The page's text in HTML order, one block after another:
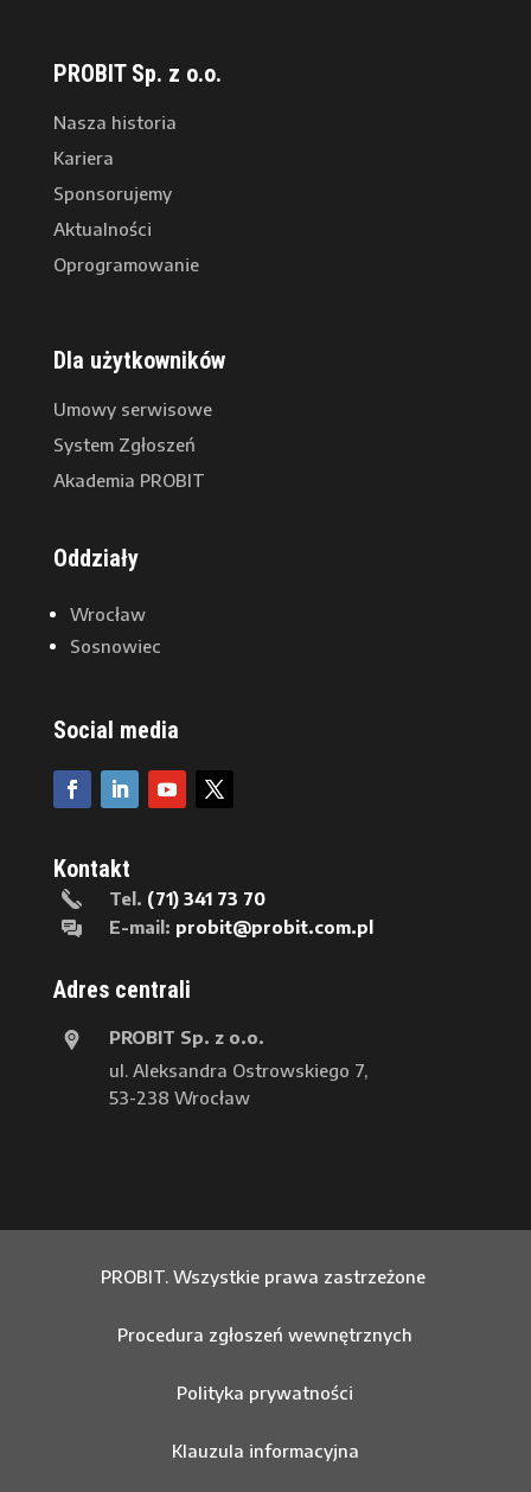
PROBIT Sp. z o.o.
Nasza historia
Kariera
Sponsorujemy
Aktualności
Oprogramowanie
Dla użytkowników
Umowy serwisowe
System Zgłoszeń
Akademia PROBIT
Oddziały
Wrocław
Sosnowiec
Social media
Kontakt
Tel. (71) 341 73 70
E-mail: probit@probit.com.pl
Adres centrali
PROBIT Sp. z o.o.
ul. Aleksandra Ostrowskiego 7,
53-238 Wrocław
PROBIT. Wszystkie prawa zastrzeżone
Procedura zgłoszeń wewnętrznych
Polityka prywatności
Klauzula informacyjna